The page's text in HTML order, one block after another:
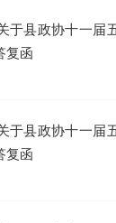
于县政协十一届
复函
于县政协十一届
复函